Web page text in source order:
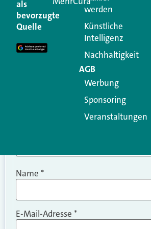
Ihre E-Mail-Adresse wird nicht
Erforderliche Felder sind mit
Kommentar
Name *
E-Mail-Adresse *
als
bevorzugte
Quelle
werden
Künstliche
Intelligenz
Nachhaltigkeit
AGB
Werbung
Sponsoring
Veranstaltungen